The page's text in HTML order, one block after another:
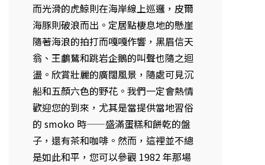
而光滑的虎鯨則在海岸線上巡邏，皮爾
海豚則破浪而出。定居點棲息地的懸崖
隨著海浪的拍打而嘎嘎作響，黑眉信天
翁、王鸕鶿和跳岩企鵝的叫聲也隨之迴
盪。欣賞壯麗的廣闊風景，隨處可見沉
船和五顏六色的野花。我們一定會熱情
歡迎您的到來，尤其是當提供當地習俗
的 smoko 時——盛滿蛋糕和餅乾的盤
子，還有茶和咖啡。然而，這裡並不總
是如此和平，您可以參觀 1982 年那場